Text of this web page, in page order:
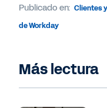
Publicado en: Clientes
de Workday
Más lectura